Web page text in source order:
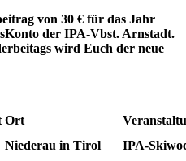
von 30 € für das Jahr
der IPA-Vbst. Arnstadt.
wird Euch der neue
Ort
Niederau in Tirol IPA-